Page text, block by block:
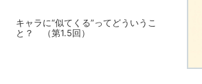
キャラに“似てくる”ってどういうこ
と？ （第1.5回）